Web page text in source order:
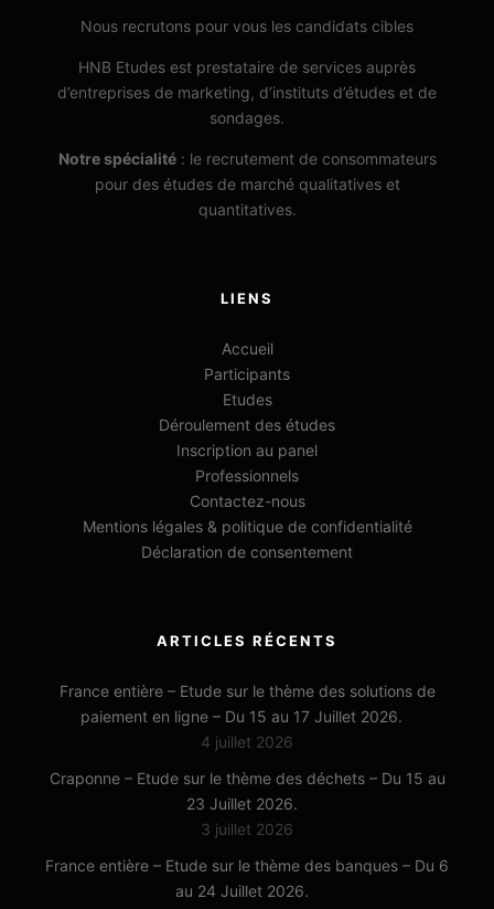
Nous recrutons pour vous les candidats cibles
HNB Etudes est prestataire de services auprès
d’entreprises de marketing, d’instituts d’études et de
sondages.
Notre spécialité: le recrutement de consommateurs
pour des études de marché qualitatives et
quantitatives.
LIENS
Accueil
Participants
Etudes
Déroulement des études
Inscription au panel
Professionnels
Contactez-nous
Mentions légales & politique de confidentialité
Déclaration de consentement
ARTICLES RÉCENTS
France entière – Etude sur le thème des solutions de
paiement en ligne – Du 15 au 17 Juillet 2026.
4 juillet 2026
Craponne – Etude sur le thème des déchets – Du 15 au
23 Juillet 2026.
3 juillet 2026
France entière – Etude sur le thème des banques – Du 6
au 24 Juillet 2026.